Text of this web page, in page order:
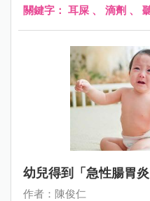
關鍵字： 耳屎 、 滴劑 、
幼兒得到「急性腸胃
作者：陳俊仁